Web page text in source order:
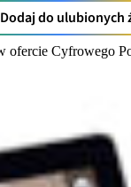
Dodaj do ulubionych